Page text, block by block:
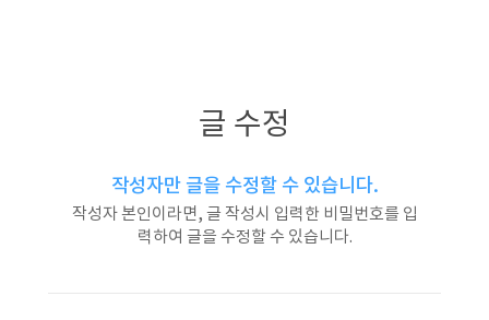
글 수정
작성자만 글을 수정할 수 있습니다.
작성자 본인이라면, 글 작성시 입력한 비밀번호를 입
력하여 글을 수정할 수 있습니다.